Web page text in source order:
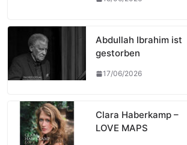
Abdullah Ibrahim ist
gestorben
17/06/2026
Clara Haberkamp –
LOVE MAPS